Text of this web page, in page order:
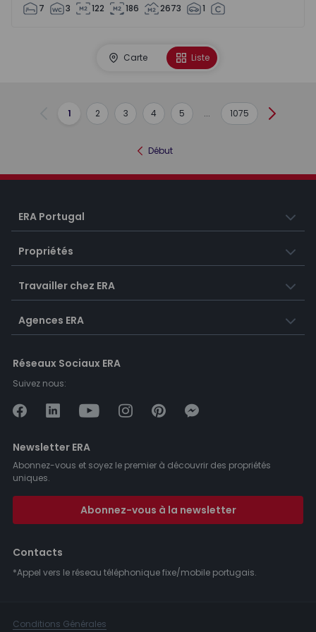
7 3 122 186 2673 1
Carte Liste
Précédent
1 2 3 4 5 ... 1075 Suivant
Début
ERA Portugal
Propriétés
Travailler chez ERA
Agences ERA
Réseaux Sociaux ERA
Suivez nous:
Newsletter ERA
Abonnez-vous et soyez le premier à découvrir des propriétés
uniques.
Abonnez-vous à la newsletter
Contacts
*Appel vers le réseau téléphonique fixe/mobile portugais.
Conditions Générales